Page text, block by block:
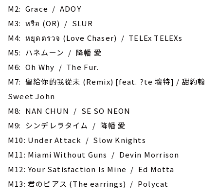
M2: Grace / ADOY
M3: หรือ (OR) / SLUR
M4: หยุดตรวจ (Love Chaser) / TELEx TELEXs
M5: ハネムーン / 降幡 愛
M6: Oh Why / The Fur.
M7: 留給你的我從未 (Remix) [feat. ?te 壞特] / 甜約翰
Sweet John
M8: NAN CHUN / SE SO NEON
M9: シンデレラタイム / 降幡 愛
M10: Under Attack / Slow Knights
M11: Miami Without Guns / Devin Morrison
M12: Your Satisfaction Is Mine / Ed Motta
M13: 君のピアス (The earrings) / Polycat